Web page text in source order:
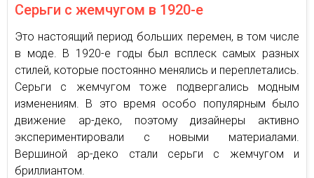
Серьги с жемчугом в 1920-е
Это настоящий период больших перемен, в том числе
в моде. В 1920-е годы был всплеск самых разных
стилей, которые постоянно менялись и переплетались.
Серьги с жемчугом тоже подвергались модным
изменениям. В это время особо популярным было
движение ар-деко, поэтому дизайнеры активно
экспериментировали с новыми материалами.
Вершиной ар-деко стали серьги с жемчугом и
бриллиантом.